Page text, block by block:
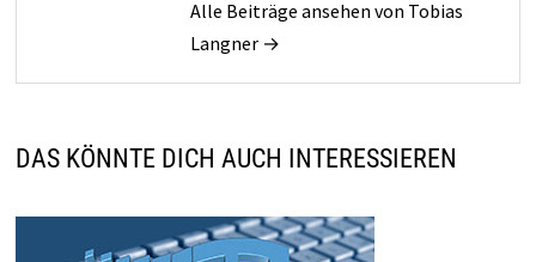
Alle Beiträge ansehen von Tobias
Langner →
DAS KÖNNTE DICH AUCH INTERESSIEREN